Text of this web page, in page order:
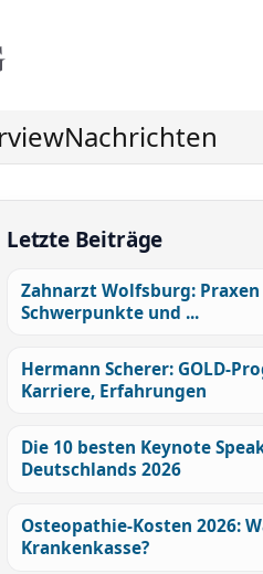
Nachrichten
Letzte Beiträge
Zahnarzt Wolfsburg:
Schwerpunkte und ...
Hermann Scherer: GOLD-
Karriere, Erfahrungen
Die 10 besten Keynote
Deutschlands 2026
Osteopathie-Kosten 2026:
Krankenkasse?